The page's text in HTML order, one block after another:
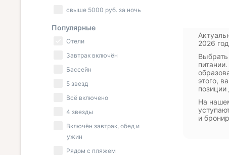
2026
этого,
На
и
свыше 5000 руб. за ночь
Популярные
Отели
Завтрак включён
Бассейн
5 звезд
Всё включено
4 звезды
Включён завтрак, обед и
ужин
Рядом с пляжем